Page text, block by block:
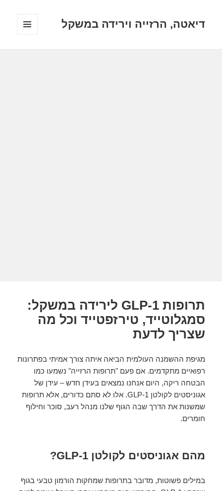
דיאטה, הרזייה וירידה במשקל
תרופות GLP-1 לירידה במשקל:
סמגלוטייד, טירזפטייד וכל מה
שצריך לדעת
מגיפת ההשמנה העולמית הביאה איתה צורך אמיתי בפתרונות
רפואיים מתקדמים. אם פעם "תרופות הרזייה" נשמעו כמו
הבטחה ריקה, היום אנחנו נמצאים בעידן חדש – עידן של
אגוניסטים לקולטן GLP-1. אלו לא סתם כדורים, אלא תרופות
שמשנות את הדרך שבה הגוף שלנו מנהל רעב, סוכר וחילוף
חומרים.
מהם אגוניסטים לקולטן GLP-1?
במילים פשוטות, מדובר בתרופות שמחקות הורמון טבעי בגוף